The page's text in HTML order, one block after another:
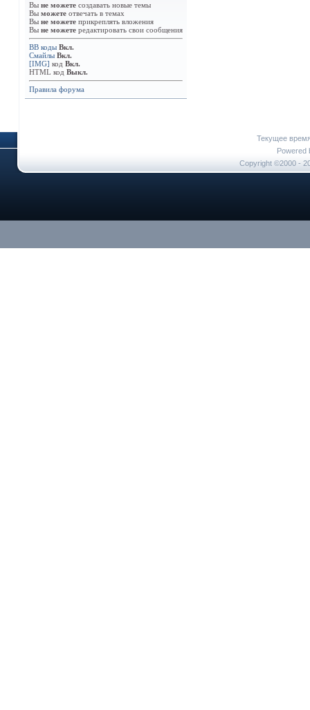
Вы не можете создавать новые темы
Вы можете отвечать в темах
Вы не можете прикреплять вложения
Вы не можете редактировать свои сообщения
BB коды Вкл.
Смайлы Вкл.
[IMG] код Вкл.
HTML код Выкл.
Правила форума
Текущее
Powered
Copyright ©2000 -